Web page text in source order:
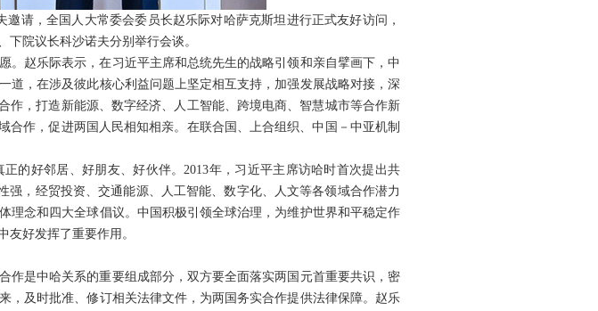
请，全国人大常委会委员长赵乐际对哈萨克斯坦进行正式友好访问，
院议长科沙诺夫分别举行会谈。
赵乐际表示，在习近平主席和总统先生的战略引领和亲自擘画下，中
道，在涉及彼此核心利益问题上坚定相互支持，加强发展战略对接，深
作，打造新能源、数字经济、人工智能、跨境电商、智慧城市等合作新
作，促进两国人民相知相亲。在联合国、上合组织、中国－中亚机制
的好邻居、好朋友、好伙伴。2013年，习近平主席访哈时首次提出共
强，经贸投资、交通能源、人工智能、数字化、人文等各领域合作潜力
理念和四大全球倡议。中国积极引领全球治理，为维护世界和平稳定作
友好发挥了重要作用。
作是中哈关系的重要组成部分，双方要全面落实两国元首重要共识，密
，及时批准、修订相关法律文件，为两国务实合作提供法律保障。赵乐